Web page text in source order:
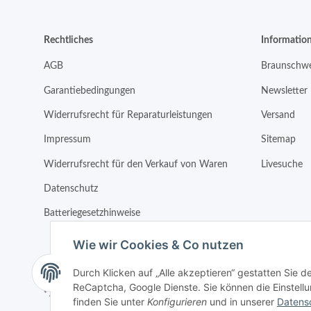
Rechtliches
AGB
Garantiebedingungen
Widerrufsrecht für Reparaturleistungen
Impressum
Widerrufsrecht für den Verkauf von Waren
Datenschutz
Batteriegesetzhinweise
Newsletter
Versand
Sitemap
Livesuche
* Alle Preise inkl. gesetzlicher USt.
Wie wir Cookies & Co nutzen
Durch Klicken auf „Alle akzeptieren“ gestatten Sie
ReCaptcha, Google Dienste. Sie können die
finden Sie unter Konfigurieren und in unserer